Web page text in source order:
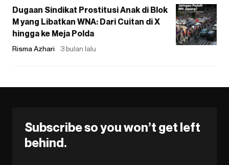
Dugaan Sindikat Prostitusi Anak di Blok
M yang Libatkan WNA: Dari Cuitan di X
hingga ke Meja Polda
Risma Azhari 3 bulan lalu
Subscribe so you won’t get left
behind.